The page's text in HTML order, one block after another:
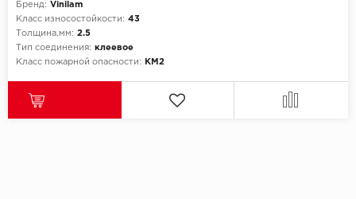
Бренд: Vinilam
Класс износостойкости: 43
Толщина,мм: 2.5
Тип соединения: клеевое
Класс пожарной опасности:
КМ2